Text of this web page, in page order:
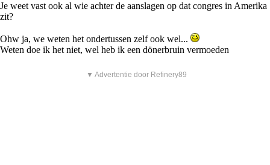
Je weet vast ook al wie achter de aanslagen op dat congres in Amerika
zit?
Ohw ja, we weten het ondertussen zelf ook wel...
Weten doe ik het niet, wel heb ik een dönerbruin vermoeden
▼ Advertentie door Refinery89